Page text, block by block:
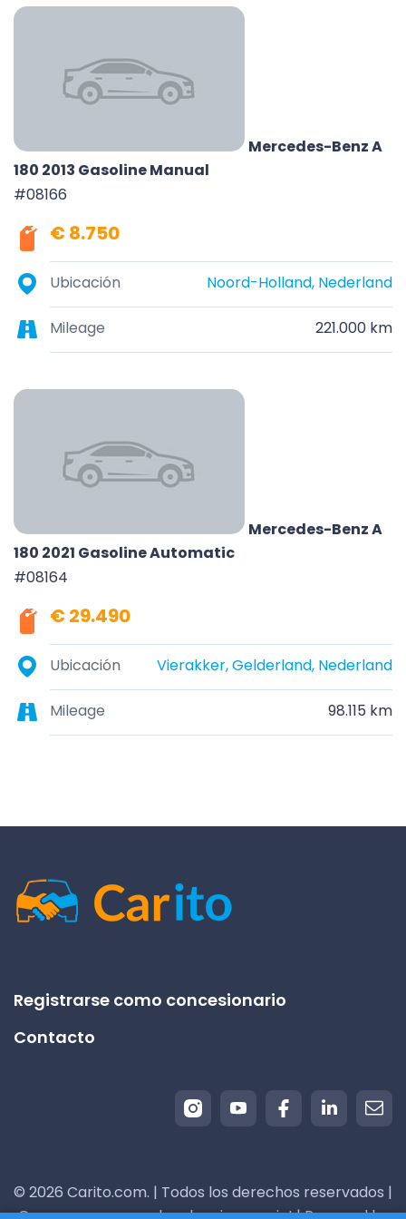
Mercedes-Benz A
180 2013 Gasoline Manual
#08166
€ 8.750
Ubicación Noord-Holland, Nederland
Mileage 221.000 km
Mercedes-Benz A
180 2021 Gasoline Automatic
#08164
€ 29.490
Ubicación Vierakker, Gelderland, Nederland
Mileage 98.115 km
Registrarse como concesionario
Contacto
© 2026 Carito.com. | Todos los derechos reservados |